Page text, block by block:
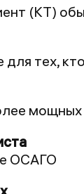
(КТ)
тех,
ОСАГО